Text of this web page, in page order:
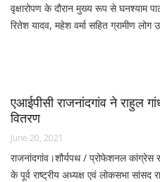
वृक्षारोपण के दौरान मुख्य रूप से घनश्याम
रितेश यादव, महेश वर्मा सहित ग्रामीण लोग
एआईपीसी राजनांदगांव ने राहुल
वितरण
June 20, 2021
राजनांदगांव।शौर्यपथ / प्रोफेशनल कांग्रेस
के पूर्व राष्ट्रीय अध्यक्ष एवं लोकसभा